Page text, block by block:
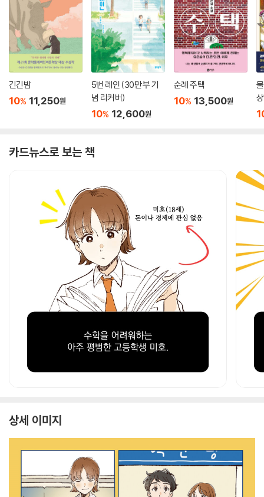
긴긴밤
10% 11,250원
5번 레인 (30만 부 기
념 리커버)
10% 12,600원
순례 주택
10% 13,500원
카드뉴스로 보는 책
상세 이미지